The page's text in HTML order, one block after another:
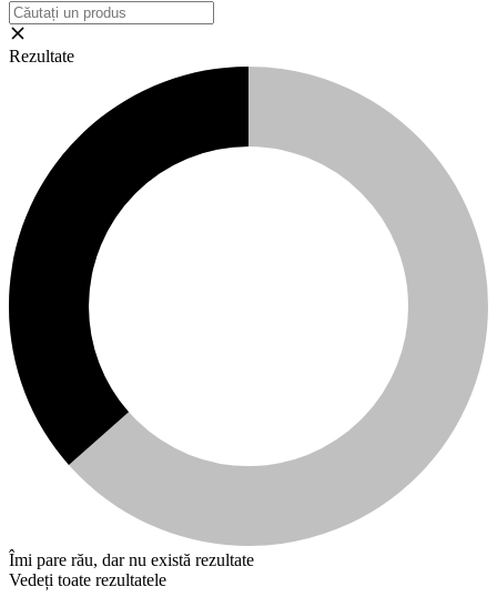
Rezultate
Îmi pare rău, dar nu există rezultate
Vedeți toate rezultatele